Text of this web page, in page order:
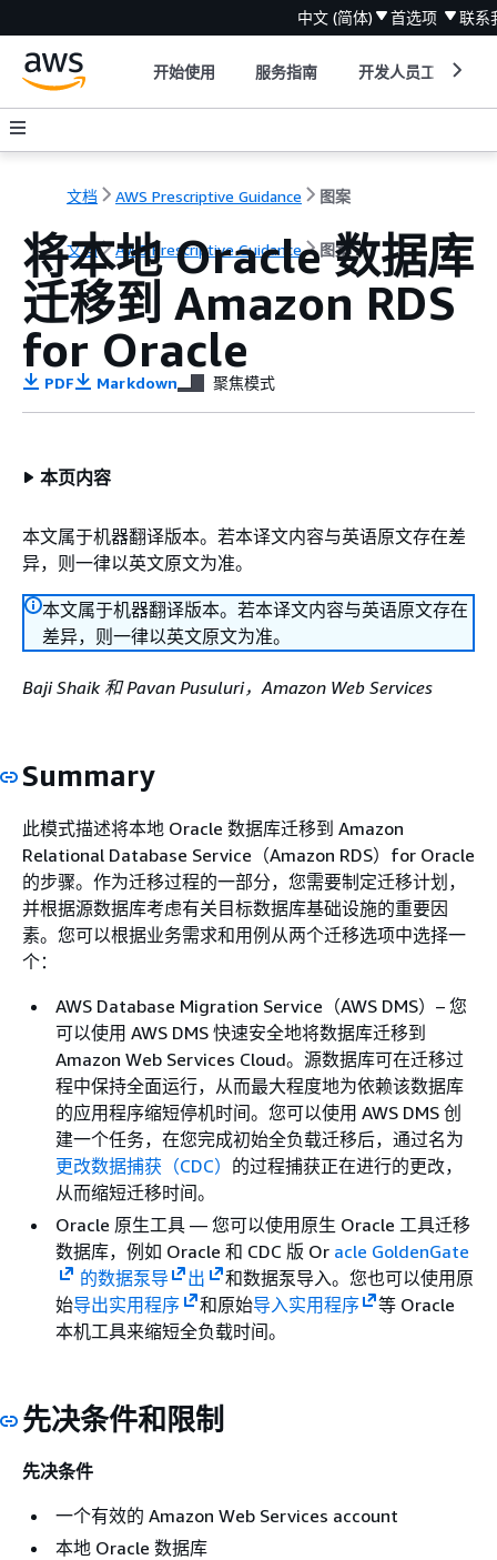
中文 (简体) 首选项 联系
开始使用 服务指南 开发人员工具
文档 AWS Prescriptive Guidance 图案
文档 AWS Prescriptive Guidance 图案
将本地 Oracle 数据库
迁移到 Amazon RDS
for Oracle
PDF Markdown 聚焦模式
本页内容
本文属于机器翻译版本。若本译文内容与英语原文存在差
异，则一律以英文原文为准。
本文属于机器翻译版本。若本译文内容与英语原文存在
差异，则一律以英文原文为准。
Baji Shaik 和 Pavan Pusuluri，Amazon Web Services
Summary
此模式描述将本地 Oracle 数据库迁移到 Amazon
Relational Database Service（Amazon RDS）for Oracle
的步骤。作为迁移过程的一部分，您需要制定迁移计划，
并根据源数据库考虑有关目标数据库基础设施的重要因
素。您可以根据业务需求和用例从两个迁移选项中选择一
个：
AWS Database Migration Service（AWS DMS）– 您
可以使用 AWS DMS 快速安全地将数据库迁移到
Amazon Web Services Cloud。源数据库可在迁移过
程中保持全面运行，从而最大程度地为依赖该数据库
的应用程序缩短停机时间。您可以使用 AWS DMS 创
建一个任务，在您完成初始全负载迁移后，通过名为
更改数据捕获（CDC） 的过程捕获正在进行的更改，
从而缩短迁移时间。
Oracle 原生工具 — 您可以使用原生 Oracle 工具迁移
数据库，例如 Oracle 和 CDC 版 Or acle GoldenGate
的数据泵导
出
和数据泵导入。您也可以使用原
始导出实用程序 和原始导入实用程序
等 Oracle
本机工具来缩短全负载时间。
先决条件和限制
先决条件
一个有效的 Amazon Web Services account
本地 Oracle 数据库